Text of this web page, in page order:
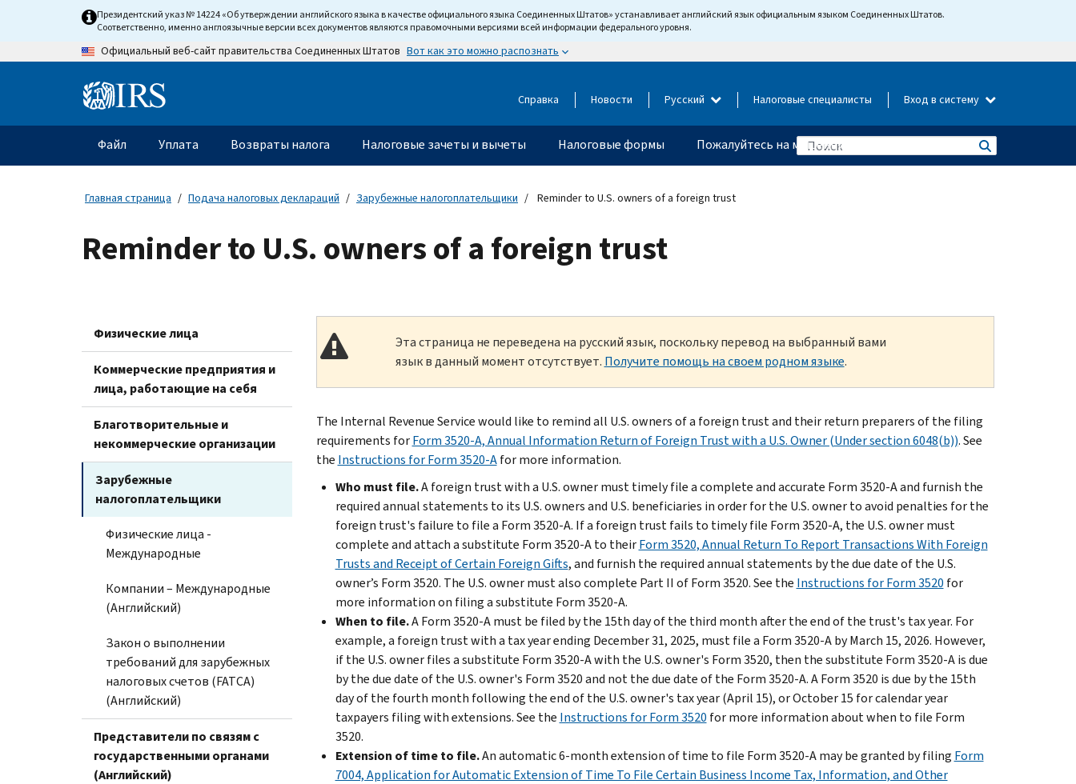
content
Президентский указ № 14224 «Об утверждении английского языка в качестве официального языка Соединенных Штатов» устанавливает английский язык официальным языком Соединенных Штатов.
Соответственно, именно англоязычные версии всех документов являются правомочными версиями всей информации федерального уровня.
Официальный веб-сайт правительства Соединенных Штатов Вот как это можно распознать
Information Справка Новости Русский Налоговые специалисты Вход в систему
Главное
меню
Файл Уплата Возвраты налога Налоговые зачеты и вычеты Налоговые формы Пожалуйтесь на мошенничество
Главная страница Подача налоговых деклараций Зарубежные налогоплательщики Reminder to U.S. owners of a foreign trust
Reminder to U.S. owners of a foreign trust
Физические лица
Коммерческие предприятия и
лица, работающие на себя
Благотворительные и
некоммерческие организации
Зарубежные
налогоплательщики
Физические лица -
Международные
Компании – Международные
(Английский)
Закон о выполнении
требований для зарубежных
налоговых счетов (FATCA)
(Английский)
Представители по связям с
государственными органами
(Английский)
Эта страница не переведена на русский язык, поскольку перевод на выбранный вами
язык в данный момент отсутствует. Получите помощь на своем родном языке.
The Internal Revenue Service would like to remind all U.S. owners of a foreign trust and their return preparers of the filing
requirements forForm 3520-A, Annual Information Return of Foreign Trust with a U.S. Owner (Under section 6048(b)). See
the Instructions for Form 3520-Afor more information.
Who must file.A foreign trust with a U.S. owner must timely file a complete and accurate Form 3520-A and furnish the
required annual statements to its U.S. owners and U.S. beneficiaries in order for the U.S. owner to avoid penalties for the
foreign trust's failure to file a Form 3520-A. If a foreign trust fails to timely file Form 3520-A, the U.S. owner must
complete and attach a substitute Form 3520-A to theirForm 3520, Annual Return To Report Transactions With Foreign
Trusts and Receipt of Certain Foreign Gifts, and furnish the required annual statements by the due date of the U.S.
owner’s Form 3520. The U.S. owner must also complete Part II of Form 3520. See the Instructions for Form 3520 for
more information on filing a substitute Form 3520-A.
When to file.A Form 3520-A must be filed by the 15th day of the third month after the end of the trust's tax year. For
example, a foreign trust with a tax year ending December 31, 2025, must file a Form 3520-A by March 15, 2026. However,
if the U.S. owner files a substitute Form 3520-A with the U.S. owner's Form 3520, then the substitute Form 3520-A is due
by the due date of the U.S. owner's Form 3520 and not the due date of the Form 3520-A. A Form 3520 is due by the 15th
day of the fourth month following the end of the U.S. owner's tax year (April 15), or October 15 for calendar year
taxpayers filing with extensions. See the Instructions for Form 3520 for more information about when to file Form
3520.
Extension of time to file.An automatic 6-month extension of time to file Form 3520-A may be granted by filing Form
7004, Application for Automatic Extension of Time To File Certain Business Income Tax, Information, and Other